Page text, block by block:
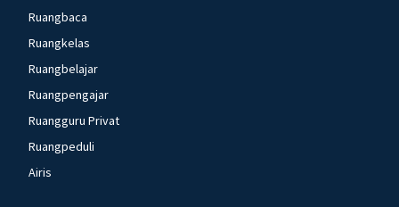
Ruangbaca
Ruangkelas
Ruangbelajar
Ruangpengajar
Ruangguru Privat
Ruangpeduli
Airis